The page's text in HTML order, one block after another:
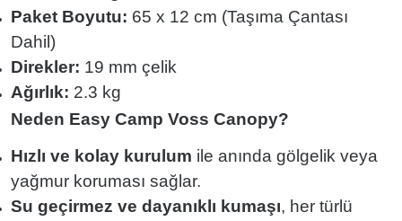
Paket Boyutu: 65 x 12 cm (Taşıma Çantası
Dahil)
Direkler: 19 mm çelik
Ağırlık: 2.3 kg
Neden Easy Camp Voss Canopy?
Hızlı ve kolay kurulum ile anında gölgelik veya
yağmur koruması sağlar.
Su geçirmez ve dayanıklı kumaşı, her türlü